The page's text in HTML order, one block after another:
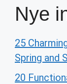
Nye
25
Spring and
20